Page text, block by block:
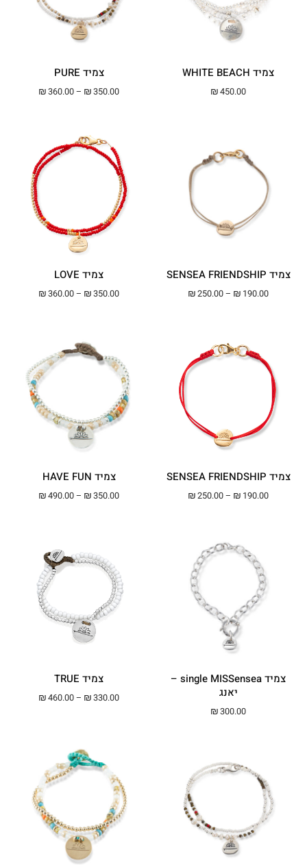
צמיד WHITE BEACH
₪450.00
צמיד PURE
₪350.00
–
₪360.00 טווח מחירים: ⁦₪350.00⁩ עד
צמיד SENSEA FRIENDSHIP
₪ 190.00
–
₪250.00 טווח מחירים: ⁦₪190.00⁩ עד ⁦₪250.00⁩
צמיד LOVE
₪350.00
–
₪360.00 טווח מחירים: ⁦₪350.00⁩ עד
צמיד SENSEA FRIENDSHIP
₪ 190.00
–
₪250.00 טווח מחירים: ⁦₪190.00⁩ עד ⁦₪250.00⁩
צמיד HAVE FUN
₪350.00
–
₪490.00 טווח מחירים: ⁦₪350.00⁩ עד
צמיד single MISSensea –
יאנג
₪300.00
צמיד TRUE
₪330.00
–
₪460.00 טווח מחירים: ⁦₪330.00⁩ עד